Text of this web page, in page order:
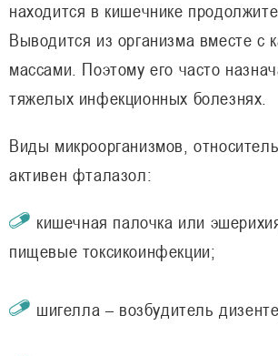
находится в кишечнике
Выводится из организма вместе с
массами. Поэтому его часто
тяжелых инфекционных болезнях.
Виды микроорганизмов,
активен фталазол:
кишечная палочка или
пищевые токсикоинфекции;
шигелла – возбудитель